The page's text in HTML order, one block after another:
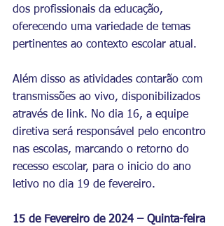
dos profissionais da educação,
oferecendo uma variedade de temas
pertinentes ao contexto escolar atual.
Além disso as atividades contarão com
transmissões ao vivo, disponibilizados
através de link. No dia 16, a equipe
diretiva será responsável pelo encontro
nas escolas, marcando o retorno do
recesso escolar, para o inicio do ano
letivo no dia 19 de fevereiro.
15 de Fevereiro de 2024 – Quinta-feira